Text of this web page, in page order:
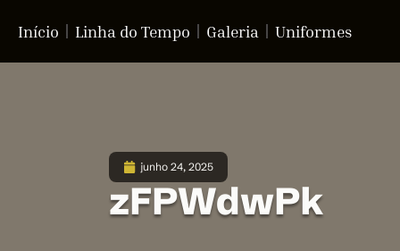
Início Linha do Tempo Galeria Uniformes
junho 24, 2025
zFPWdwPk